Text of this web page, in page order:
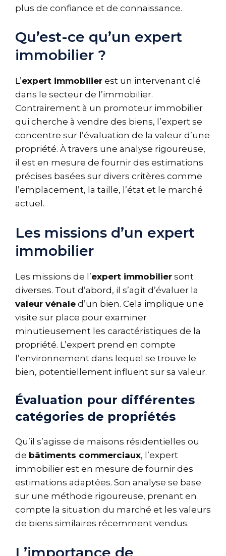
plus de confiance et de connaissance.
Qu’est-ce qu’un expert
immobilier ?
L’expert immobilier est un intervenant clé
dans le secteur de l’immobilier.
Contrairement à un promoteur immobilier
qui cherche à vendre des biens, l’expert se
concentre sur l’évaluation de la valeur d’une
propriété. À travers une analyse rigoureuse,
il est en mesure de fournir des estimations
précises basées sur divers critères comme
l’emplacement, la taille, l’état et le marché
actuel.
Les missions d’un expert
immobilier
Les missions de l’expert immobilier sont
diverses. Tout d’abord, il s’agit d’évaluer la
valeur vénale d’un bien. Cela implique une
visite sur place pour examiner
minutieusement les caractéristiques de la
propriété. L’expert prend en compte
l’environnement dans lequel se trouve le
bien, potentiellement influent sur sa valeur.
Évaluation pour différentes
catégories de propriétés
Qu’il s’agisse de maisons résidentielles ou
de bâtiments commerciaux, l’expert
immobilier est en mesure de fournir des
estimations adaptées. Son analyse se base
sur une méthode rigoureuse, prenant en
compte la situation du marché et les valeurs
de biens similaires récemment vendus.
L’importance de